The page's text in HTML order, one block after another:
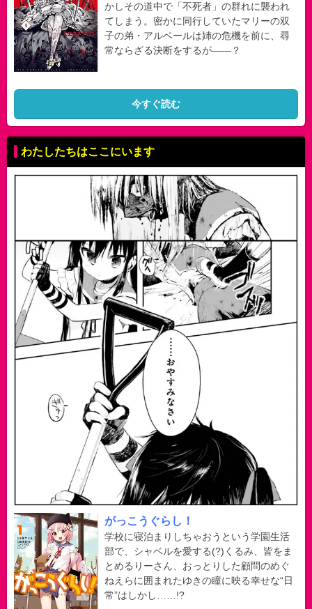
かしその道中で「不死者」の群れに襲われ
てしまう。密かに同行していたマリーの双
子の弟・アルベールは姉の危機を前に、尋
常ならざる決断をするが――？
今すぐ読む
わたしたちはここにいます
がっこうぐらし！
学校に寝泊まりしちゃおうという学園生活
部で、シャベルを愛する(?)くるみ、皆をま
とめるりーさん、おっとりした顧問のめぐ
ねえらに囲まれたゆきの瞳に映る幸せな“日
常”はしかし……!?